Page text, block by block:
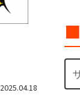
2025.04.18
■